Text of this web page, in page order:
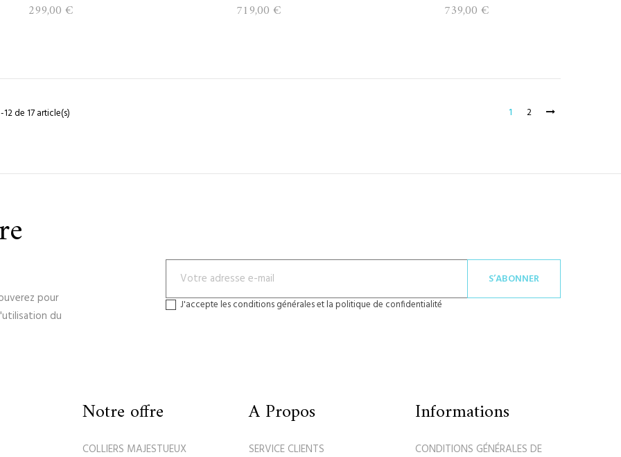
299,00 € 719,00 € 739,00 €
de 17 article(s) 1 2
pour
du
S’ABONNER
J'accepte les conditions générales et la politique de confidentialité
Notre offre
COLLIERS MAJESTUEUX
A Propos
SERVICE CLIENTS
Informations
CONDITIONS GÉNÉRALES DE